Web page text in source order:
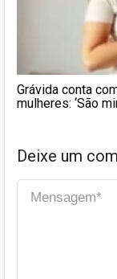
Grávida conta
mulheres: ‘São
Deixe um